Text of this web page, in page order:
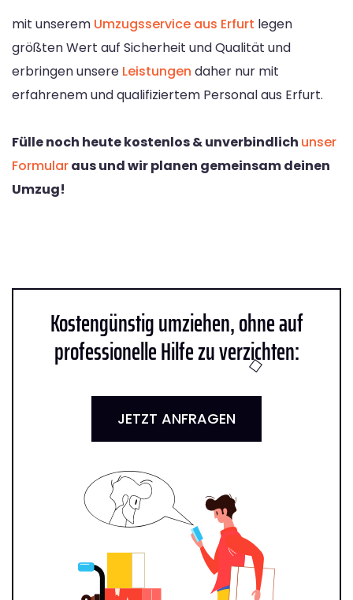
mit unserem Umzugsservice aus Erfurt legen
größten Wert auf Sicherheit und Qualität und
erbringen unsere Leistungen daher nur mit
erfahrenem und qualifiziertem Personal aus Erfurt.
Fülle noch heute kostenlos & unverbindlich unser
Formularaus und wir planen gemeinsam deinen
Umzug!
Kostengünstig umziehen, ohne auf
professionelle Hilfe zu verzichten:
JETZT ANFRAGEN